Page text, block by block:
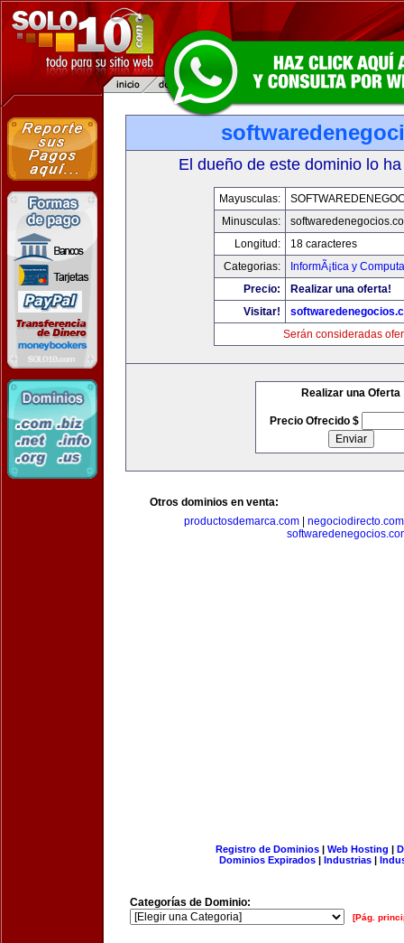
El dueño de este dominio lo
Mayusculas:
Minusculas:
Longitud:
18 caracteres
Categorias:
InformÃ¡tica y
Precio:
Realizar una oferta!
Visitar!
Serán consideradas
Realizar una Oferta
Precio Ofrecido $
Otros dominios en venta:
productosdemarca.com| negociodirecto.com
Registro de Dominios| Web Hosting |
Dominios Expirados | Industrias |
Categorías de Dominio:
[Pág.